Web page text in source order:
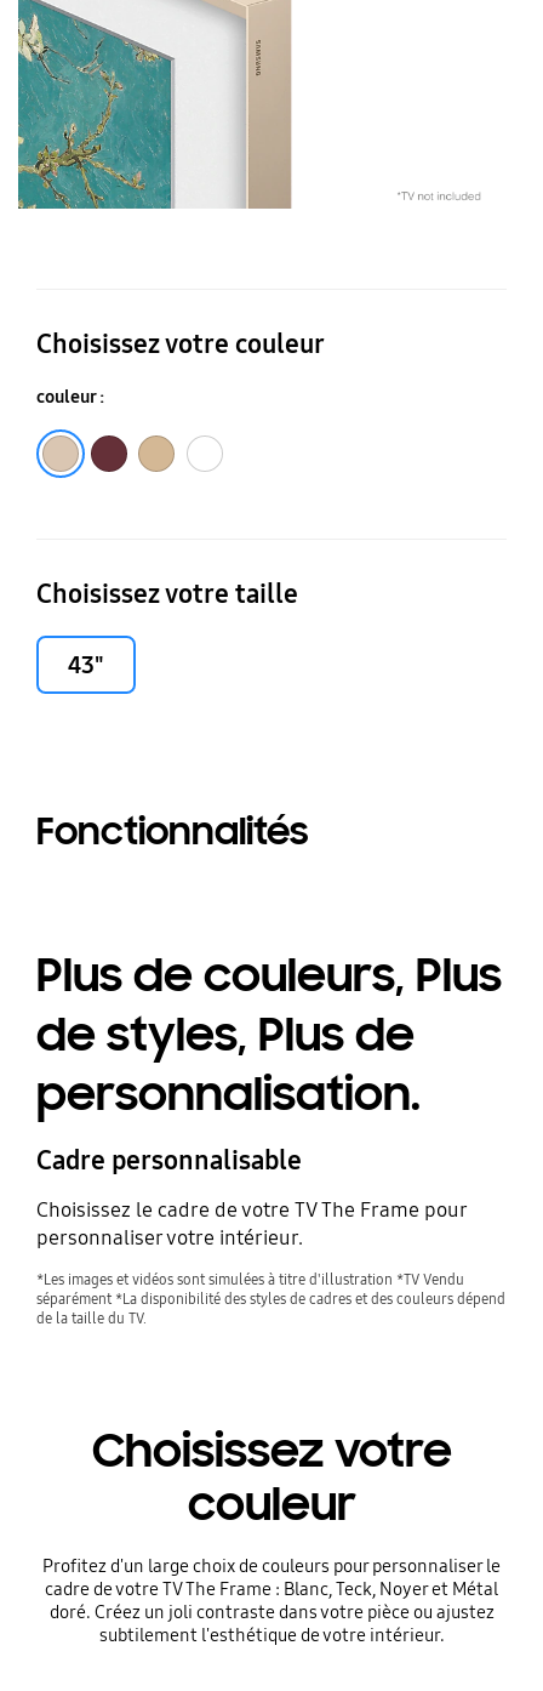
Choisissez votre couleur
couleur :
Choisissez votre taille
43"
Fonctionnalités
Plus de couleurs, Plus
de styles, Plus de
personnalisation.
Cadre personnalisable
Choisissez le cadre de votre TV The Frame pour
personnaliser votre intérieur.
*Les images et vidéos sont simulées à titre d'illustration *TV Vendu
séparément *La disponibilité des styles de cadres et des couleurs dépend
de la taille du TV.
Choisissez votre
couleur
Profitez d'un large choix de couleurs pour personnaliser le
cadre de votre TV The Frame : Blanc, Teck, Noyer et Métal
doré. Créez un joli contraste dans votre pièce ou ajustez
subtilement l'esthétique de votre intérieur.